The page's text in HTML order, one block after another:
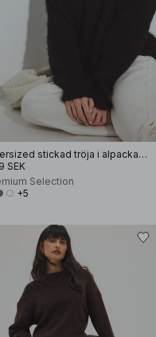
Oversized stickad tröja i alpackamix
SEK
Selection
+5